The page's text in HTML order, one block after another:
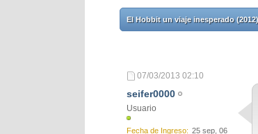
El Hobbit un viaje inesperado
07/03/2013 02:10
seifer0000
Usuario
Fecha de Ingreso
25 sep, 06